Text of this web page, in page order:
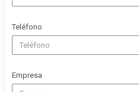
Teléfono
Empresa